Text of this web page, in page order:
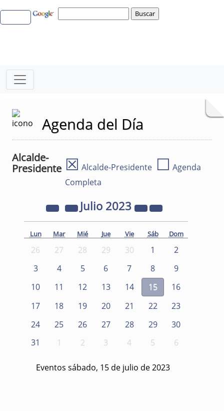
Agenda del Día
Alcalde-
Presidente ☒ Alcalde-Presidente ☐ Agenda
Completa
Julio 2023
Lun Mar Mié Jue Vie Sáb Dom
26 27 28 29 30 1
2
3
4 5 6 7 8
9
10
11 12 13 14 15
16
17
18 19 20 21 22
23
24
25 26 27 28 29
30
31
1 2 3 4 5 6
Eventos sábado, 15 de julio de 2023